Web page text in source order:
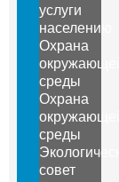
услуги
населению
Охрана
среды
Охрана
среды
совет